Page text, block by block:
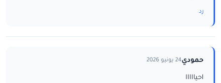
رد
حمودي24 يونيو 2026
احيااااا